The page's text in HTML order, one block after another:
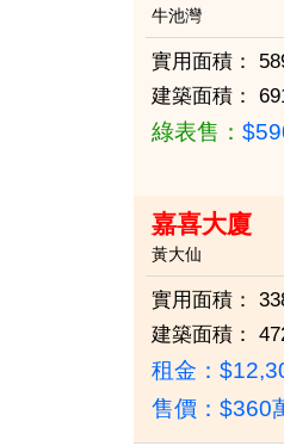
牛池灣
實用面積：
建築面積：
綠表售：
嘉喜大廈
黃大仙
實用面積：
建築面積：
租金：
售價： $360